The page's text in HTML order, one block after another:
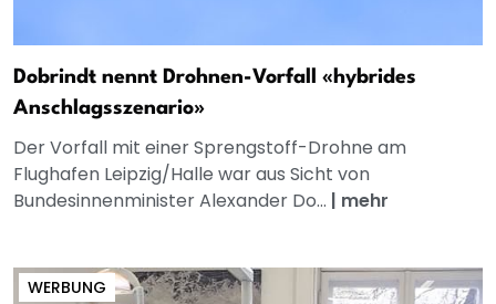
Dobrindt nennt Drohnen-Vorfall «hybrides
Anschlagsszenario»
Der Vorfall mit einer Sprengstoff-Drohne am
Flughafen Leipzig/Halle war aus Sicht von
Bundesinnenminister Alexander Do... | mehr
WERBUNG